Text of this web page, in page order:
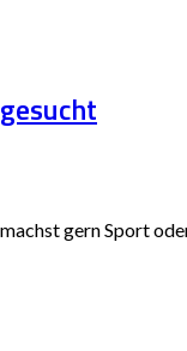
gern Sport